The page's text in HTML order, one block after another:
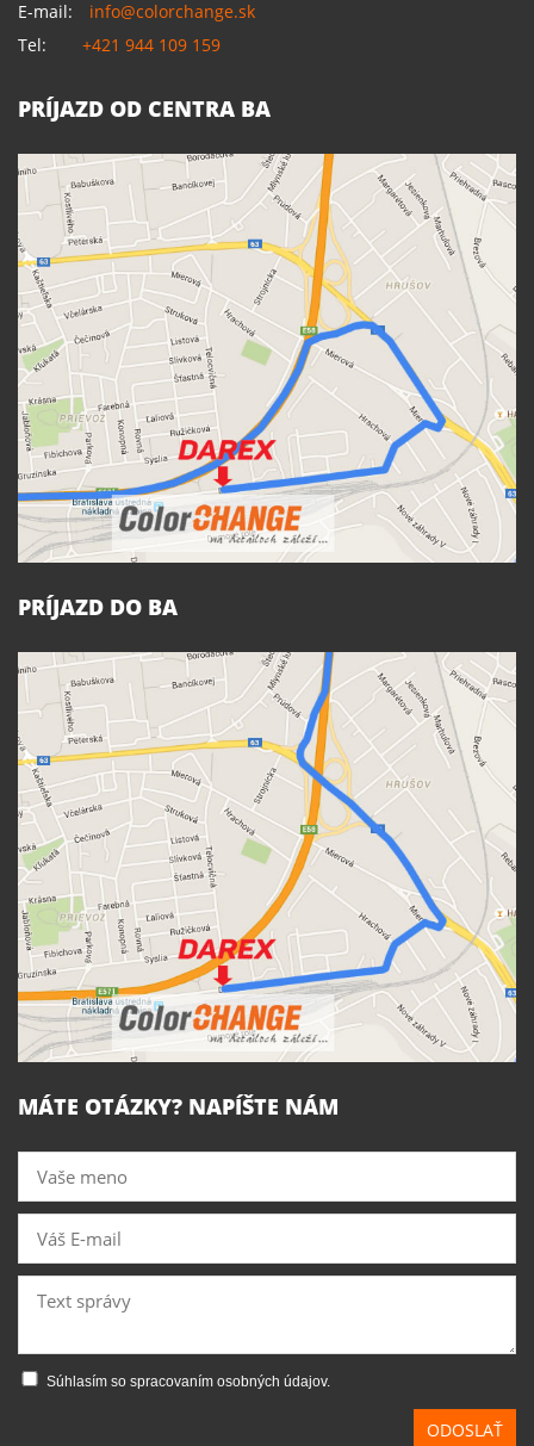
E-mail:
info@colorchange.sk
Tel:
+421 944 109 159
PRÍJAZD OD CENTRA BA
PRÍJAZD DO BA
MÁTE OTÁZKY? NAPÍŠTE NÁM
Súhlasím so spracovaním osobných údajov.
ODOSLAŤ